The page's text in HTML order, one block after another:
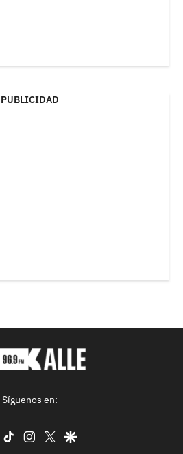
PUBLICIDAD
Síguenos en:
facebook
tiktok instagram
twittergoogle